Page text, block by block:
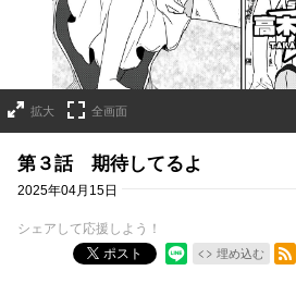
拡大 全画面
第３話 期待してるよ
2025年04月15日
シェアして応援しよう！
ポスト
埋め込む
RSSフィード